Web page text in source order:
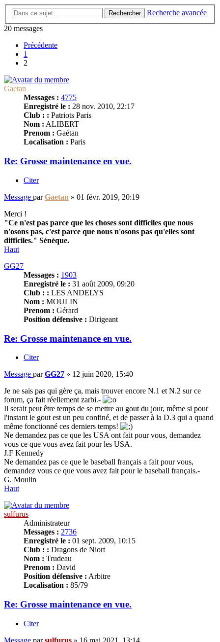
Rechercher
Recherche avancée
20 messages
Précédente
1
2
Gaetan
Messages : 4775
Enregistré le : 28 nov. 2010, 22:17
Club : : Patriots Paris
Nom : ALIBERT
Prenom : Gaétan
Localisation : Paris
Re: Grosse maintenance en vue.
Citer
Message parGaetan » 01 févr. 2019, 20:19
Merci !
"Ce n'est pas parce que les choses sont difficiles que nous
n'osons pas, c'est parce que nous n'osons pas qu'elles sont
difficiles." Sénèque.
Haut
GG27
Messages : 1903
Enregistré le : 31 août 2009, 09:20
Club : : LES ANDELYS
Nom : MOULIN
Prenom : Gérard
Position défensive : Dirigeant
Re: Grosse maintenance en vue.
Citer
Message parGG27 » 12 juin 2020, 15:40
Je ne sais pas qui gère ça, mais trouver encore N.1 et N.2 sur ce
forum, ça fait réellement zarbi.-
Il serait peut être temps de se mettre au gout du jour, même si pour
l'instant le gout est un peu confiné, et de passer à la D.3 qui a quand
même fonctionné ces derniers temps!
Ne demandez pas ce que les USA ont fait pour vous, demandez
vous ce que vous avez fait pour les USA.
J.F Kennedy
Ne demandez pas ce que le baseball français a fait pour vous,
demandez vous ce que vous avez fait pour le baseball français.-
G. Moulin
Haut
sulfurus
Administrateur
Messages : 2736
Enregistré le : 01 sept. 2009, 10:15
Club : : Dragons de Niort
Nom : Trudeau
Prenom : David
Position défensive : Arbitre
Localisation : 85/79
Re: Grosse maintenance en vue.
Citer
Message parsulfurus » 16 mai 2021, 13:14